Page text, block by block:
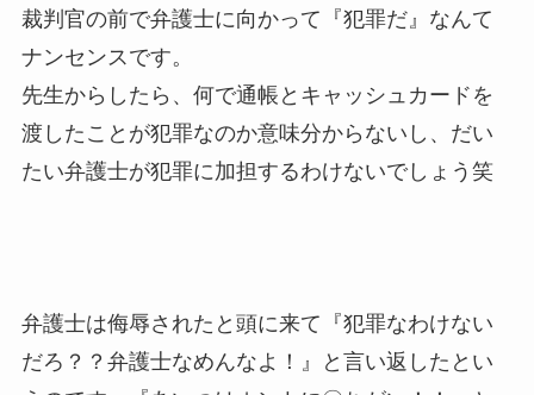
裁判官の前で弁護士に向かって『犯罪だ』なんて
ナンセンスです。
先生からしたら、何で通帳とキャッシュカードを
渡したことが犯罪なのか意味分からないし、だい
たい弁護士が犯罪に加担するわけないでしょう笑
弁護士は侮辱されたと頭に来て『犯罪なわけない
だろ？？弁護士なめんなよ！』と言い返したとい